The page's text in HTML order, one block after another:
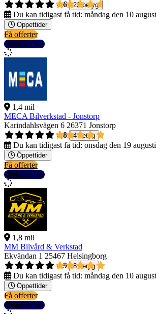
4,6
29 betyg
Du kan tidigast få tid: måndag den 10
Öppettider
Få offerter
Detaljer
1,4 mil
MECA Bilverkstad - Jonstorp
Karindahlsvägen 6 26371 Jonstorp
4,8
4 betyg
Du kan tidigast få tid: onsdag den 19 augusti
Öppettider
Få offerter
Detaljer
1,8 mil
MM Bilvård & Verkstad
Ekvändan 1 25467 Helsingborg
4,9
8 betyg
Du kan tidigast få tid: måndag den 10
Öppettider
Få offerter
Detaljer